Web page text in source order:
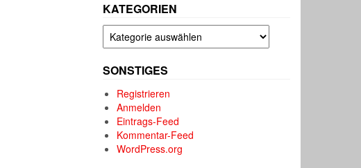
KATEGORIEN
Kategorien
SONSTIGES
Registrieren
Anmelden
Eintrags-Feed
Kommentar-Feed
WordPress.org